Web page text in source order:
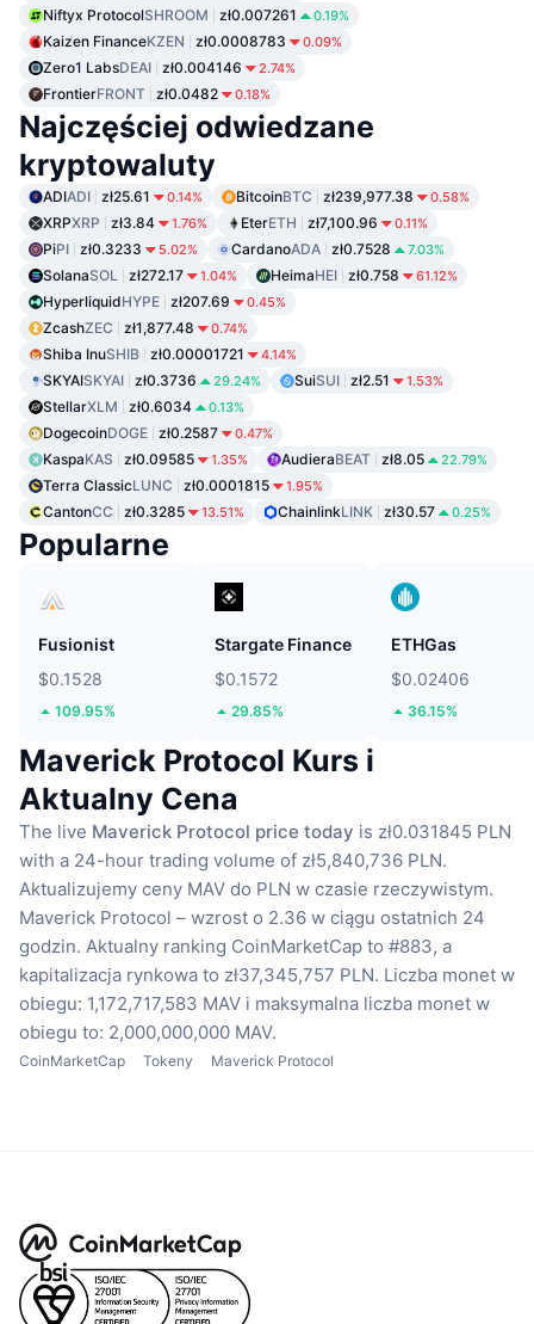
Niftyx ProtocolSHROOM zł0.007261 0.19%
Kaizen FinanceKZEN zł0.0008783 0.09%
Zero1 LabsDEAI zł0.004146 2.74%
FrontierFRONT zł0.0482 0.18%
Najczęściej odwiedzane
kryptowaluty
ADIADI zł25.61 0.14% BitcoinBTC zł239,977.38 0.58%
XRPXRP zł3.84 1.76% EterETH zł7,100.96 0.11%
PiPI zł0.3233 5.02% CardanoADA zł0.7528 7.03%
SolanaSOL zł272.17 1.04% HeimaHEI zł0.758 61.12%
HyperliquidHYPE zł207.69 0.45%
ZcashZEC zł1,877.48 0.74%
Shiba InuSHIB zł0.00001721 4.14%
SKYAISKYAI zł0.3736 29.24% SuiSUI zł2.51 1.53%
StellarXLM zł0.6034 0.13%
DogecoinDOGE zł0.2587 0.47%
KaspaKAS zł0.09585 1.35% AudieraBEAT zł8.05 22.79%
Terra ClassicLUNC zł0.0001815 1.95%
CantonCC zł0.3285 13.51% ChainlinkLINK zł30.57 0.25%
Popularne
Fusionist
$0.1528
109.95%
Stargate Finance
$0.1572
29.85%
ETHGas
$0.02406
36.15%
Maverick Protocol Kurs i
Aktualny Cena
The live Maverick Protocol price today is zł0.031845 PLN
with a 24-hour trading volume of zł5,840,736 PLN.
Aktualizujemy ceny MAV do PLN w czasie rzeczywistym.
Maverick Protocol – wzrost o 2.36 w ciągu ostatnich 24
godzin. Aktualny ranking CoinMarketCap to #883, a
kapitalizacja rynkowa to zł37,345,757 PLN. Liczba monet w
obiegu: 1,172,717,583 MAV i maksymalna liczba monet w
obiegu to: 2,000,000,000 MAV.
CoinMarketCap Tokeny Maverick Protocol